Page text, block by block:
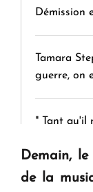
Démission
Tamara
guerre, on
" Tant qu'il
KASA : 30
Demain,
de la